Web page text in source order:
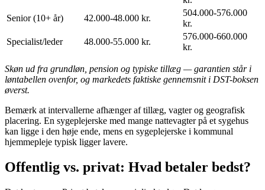
Senior (10+ år)
42.000-48.000 kr.
504.000-576.000
kr.
Specialist/leder
48.000-55.000 kr.
576.000-660.000
kr.
Skøn ud fra grundløn, pension og typiske tillæg — garantien står i
løntabellen ovenfor, og markedets faktiske gennemsnit i DST-boksen
øverst.
Bemærk at intervallerne afhænger af tillæg, vagter og geografisk
placering. En sygeplejerske med mange nattevagter på et sygehus
kan ligge i den høje ende, mens en sygeplejerske i kommunal
hjemmepleje typisk ligger lavere.
Offentlig vs. privat: Hvad betaler bedst?